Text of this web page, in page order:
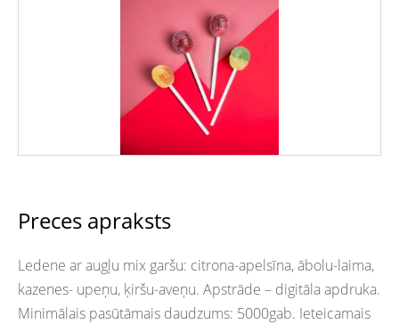
Preces apraksts
Ledene ar augļu mix garšu: citrona-apelsīna, ābolu-laima,
kazenes- upeņu, ķiršu-aveņu. Apstrāde – digitāla apdruka.
Minimālais pasūtāmais daudzums: 5000gab. Ieteicamais